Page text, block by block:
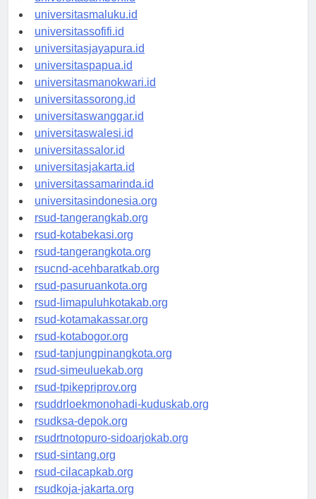
universitasambon.id
universitasmaluku.id
universitassofifi.id
universitasjayapura.id
universitaspapua.id
universitasmanokwari.id
universitassorong.id
universitaswanggar.id
universitaswalesi.id
universitassalor.id
universitasjakarta.id
universitassamarinda.id
universitasindonesia.org
rsud-tangerangkab.org
rsud-kotabekasi.org
rsud-tangerangkota.org
rsucnd-acehbaratkab.org
rsud-pasuruankota.org
rsud-limapuluhkotakab.org
rsud-kotamakassar.org
rsud-kotabogor.org
rsud-tanjungpinangkota.org
rsud-simeuluekab.org
rsud-tpikepriprov.org
rsuddrloekmonohadi-kuduskab.org
rsudksa-depok.org
rsudrtnotopuro-sidoarjokab.org
rsud-sintang.org
rsud-cilacapkab.org